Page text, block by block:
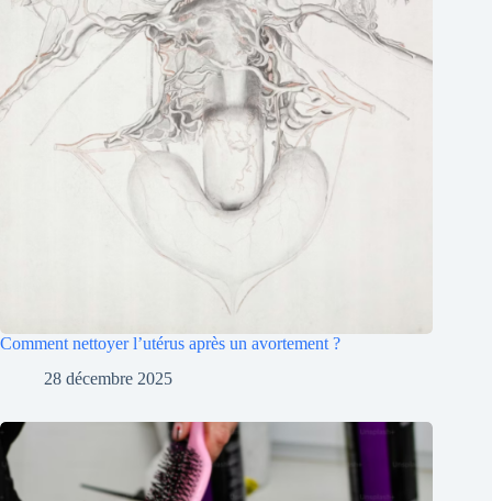
Comment nettoyer l’utérus après un avortement ?
28 décembre 2025